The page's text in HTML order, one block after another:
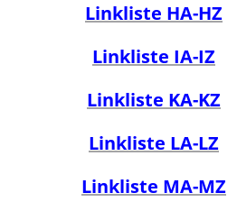
Linkliste HA-HZ
Linkliste IA-IZ
Linkliste KA-KZ
Linkliste LA-LZ
Linkliste MA-MZ